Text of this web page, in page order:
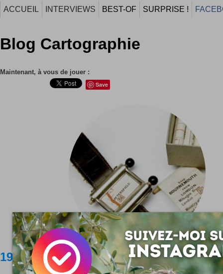
ACCUEIL INTERVIEWS BEST-OF SURPRISE !
Blog Cartographie
Maintenant, à vous de jouer :
Save
1920 : le premier GPS ?